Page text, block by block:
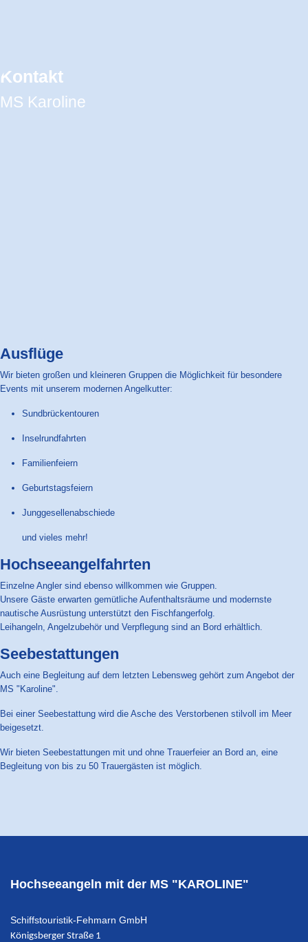
Kontakt
MS Karoline
Ausflüge
Wir bieten großen und kleineren Gruppen die Möglichkeit für besondere
Events mit unserem modernen Angelkutter:
Sundbrückentouren
Inselrundfahrten
Familienfeiern
Geburtstagsfeiern
Junggesellenabschiede
und vieles mehr!
Hochseeangelfahrten
Einzelne Angler sind ebenso willkommen wie Gruppen.
Unsere Gäste erwarten gemütliche Aufenthaltsräume und modernste
nautische Ausrüstung unterstützt den Fischfangerfolg.
Leihangeln, Angelzubehör und Verpflegung sind an Bord erhältlich.
Seebestattungen
Auch eine Begleitung auf dem letzten Lebensweg gehört zum Angebot der
MS "Karoline".
Bei einer Seebestattung wird die Asche des Verstorbenen stilvoll im Meer
beigesetzt.
Wir bieten Seebestattungen mit und ohne Trauerfeier an Bord an, eine
Begleitung von bis zu 50 Trauergästen ist möglich.
Hochseeangeln mit der MS "KAROLINE"
Schiffstouristik-Fehmarn GmbH
Königsberger Straße 1